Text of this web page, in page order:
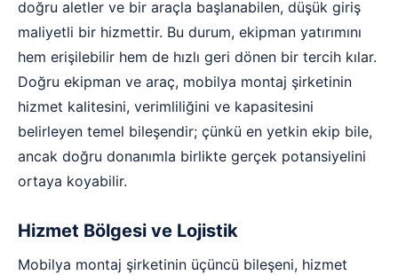
doğru aletler ve bir araçla başlanabilen, düşük giriş
maliyetli bir hizmettir. Bu durum, ekipman yatırımını
hem erişilebilir hem de hızlı geri dönen bir tercih kılar.
Doğru ekipman ve araç, mobilya montaj şirketinin
hizmet kalitesini, verimliliğini ve kapasitesini
belirleyen temel bileşendir; çünkü en yetkin ekip bile,
ancak doğru donanımla birlikte gerçek potansiyelini
ortaya koyabilir.
Hizmet Bölgesi ve Lojistik
Mobilya montaj şirketinin üçüncü bileşeni, hizmet